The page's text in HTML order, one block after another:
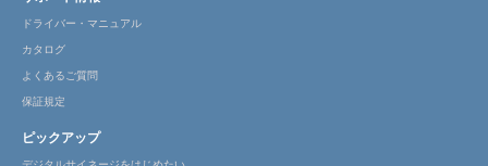
ドライバー・マニュアル
カタログ
よくあるご質問
保証規定
ピックアップ